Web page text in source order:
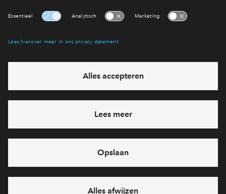
eventuele projecten
Ja, ik wil mij aanmelden
Heb je een vraag en wil je direct antwoord? Bel ons op088 -
71 22 894
6 dagen per week beschikbaar (behalve tijdens
feestdagen)
vandaag van 10:00 - 13:00 uur